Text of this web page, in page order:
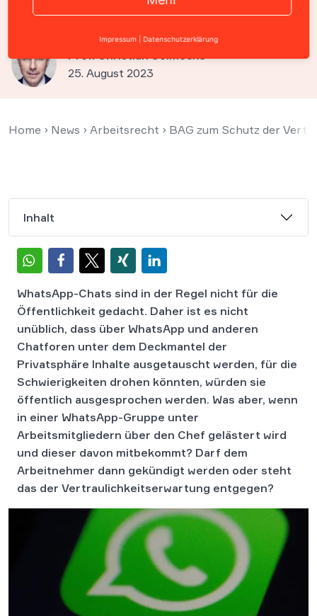
Chat über Chef rechtmäßig
Prof. Christian Solmecke
25. August 2023
Home › News › Arbeitsrecht › BAG zum Schutz der
Inhalt
WhatsApp-Chats sind in der Regel nicht für die
Öffentlichkeit gedacht. Daher ist es nicht
unüblich, dass über WhatsApp und anderen
Chatforen unter dem Deckmantel der
Privatsphäre Inhalte ausgetauscht werden, für die
Schwierigkeiten drohen könnten, würden sie
öffentlich ausgesprochen werden. Was aber, wenn
in einer WhatsApp-Gruppe unter
Arbeitsmitgliedern über den Chef gelästert wird
und dieser davon mitbekommt? Darf dem
Arbeitnehmer dann gekündigt werden oder steht
das der Vertraulichkeitserwartung entgegen?
Impressum Datenschutzerklärung